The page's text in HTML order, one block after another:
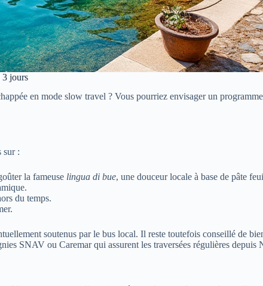
3 jours
en mode slow travel ? Vous pourriez envisager un
sur :
la fameuse lingua di bue, une douceur locale à base de pâte
du temps.
soutenus par le bus local. Il reste toutefois conseillé de
SNAV ou Caremar qui assurent les traversées régulières depuis